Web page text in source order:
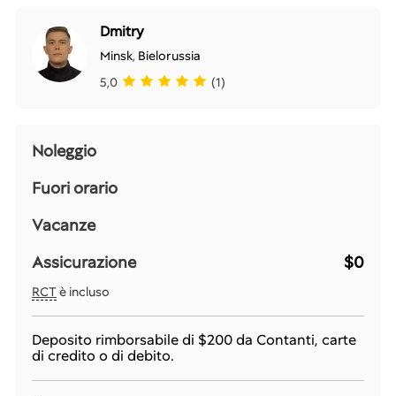
Dmitry
Minsk, Bielorussia
5,0
(1)
Noleggio
Fuori orario
Vacanze
Assicurazione
$0
RCTè incluso
Deposito rimborsabile di $200da Contanti, carte
di credito o di debito.